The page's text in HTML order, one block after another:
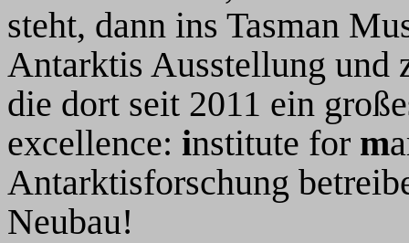
steht, dann ins Tasman
Antarktis Ausstellung und
die dort seit 2011 ein
excellence: institute for m
Antarktisforschung
Neubau!